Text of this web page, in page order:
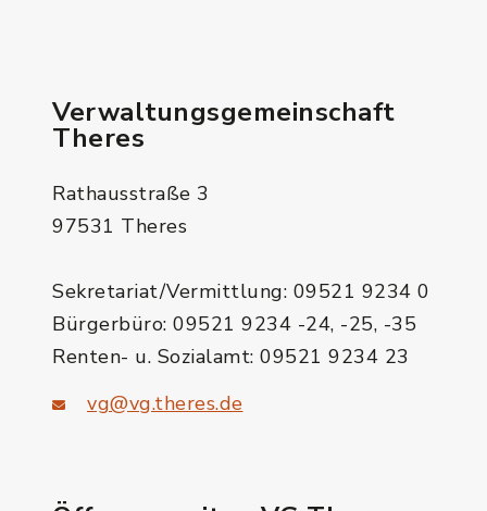
Verwaltungsgemeinschaft
Theres
Rathausstraße 3
97531 Theres
Sekretariat/Vermittlung: 09521 9234 0
Bürgerbüro: 09521 9234 -24, -25, -35
Renten- u. Sozialamt: 09521 9234 23
vg@vg.theres.de